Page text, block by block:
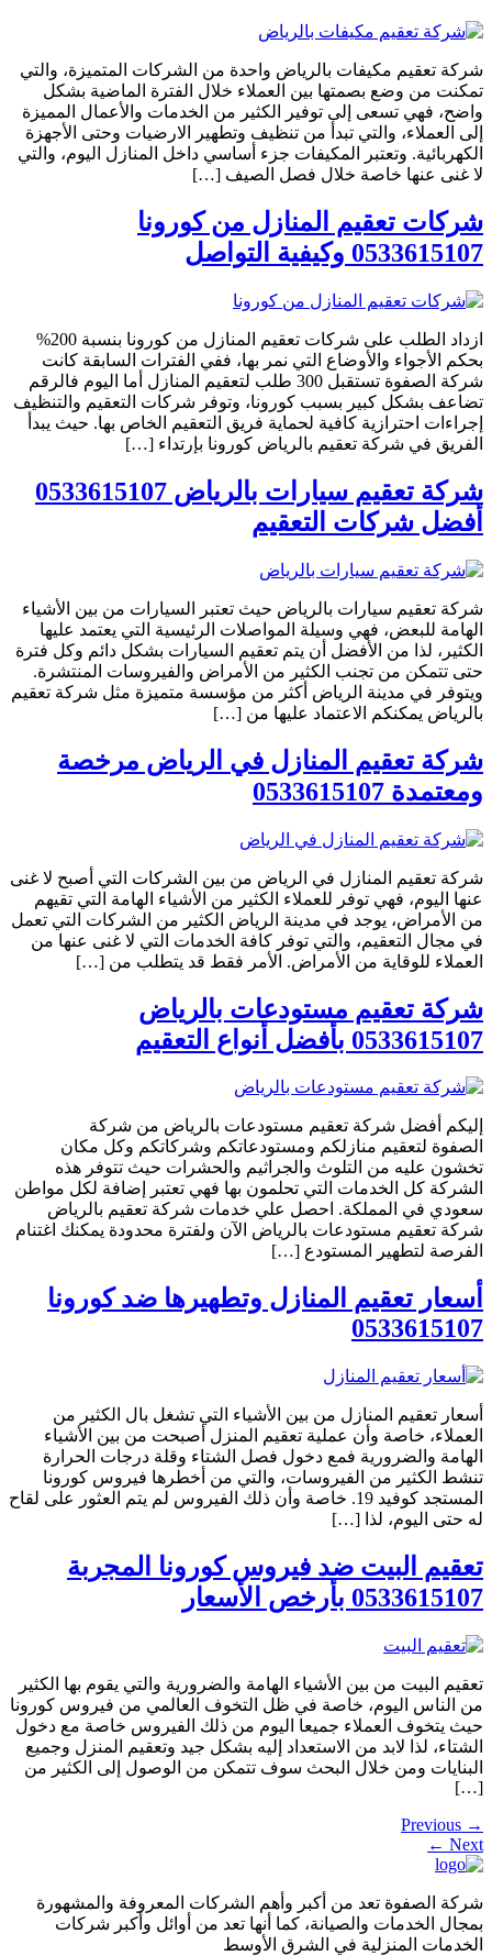
شركة تعقيم مكيفات بالرياض واحدة من الشركات المتميزة، والتي
تمكنت من وضع بصمتها بين العملاء خلال الفترة الماضية بشكل
واضح، فهي تسعى إلى توفير الكثير من الخدمات والأعمال المميزة
إلى العملاء، والتي تبدأ من تنظيف وتطهير الارضيات وحتى الأجهزة
الكهربائية. وتعتبر المكيفات جزء أساسي داخل المنازل اليوم، والتي
لا غنى عنها خاصة خلال فصل الصيف […]
شركات تعقيم المنازل من كورونا
0533615107 وكيفية التواصل
ازداد الطلب على شركات تعقيم المنازل من كورونا بنسبة 200%
بحكم الأجواء والأوضاع التي نمر بها، ففي الفترات السابقة كانت
شركة الصفوة تستقبل 300 طلب لتعقيم المنازل أما اليوم فالرقم
تضاعف بشكل كبير بسبب كورونا، وتوفر شركات التعقيم والتنظيف
إجراءات احترازية كافية لحماية فريق التعقيم الخاص بها. حيث يبدأ
الفريق في شركة تعقيم بالرياض كورونا بإرتداء […]
شركة تعقيم سيارات بالرياض 0533615107
أفضل شركات التعقيم
شركة تعقيم سيارات بالرياض حيث تعتبر السيارات من بين الأشياء
الهامة للبعض، فهي وسيلة المواصلات الرئيسية التي يعتمد عليها
الكثير، لذا من الأفضل أن يتم تعقيم السيارات بشكل دائم وكل فترة
حتى تتمكن من تجنب الكثير من الأمراض والفيروسات المنتشرة.
ويتوفر في مدينة الرياض أكثر من مؤسسة متميزة مثل شركة تعقيم
بالرياض يمكنكم الاعتماد عليها من […]
شركة تعقيم المنازل في الرياض مرخصة
ومعتمدة 0533615107
شركة تعقيم المنازل في الرياض من بين الشركات التي أصبح لا غنى
عنها اليوم، فهي توفر للعملاء الكثير من الأشياء الهامة التي تقيهم
من الأمراض، يوجد في مدينة الرياض الكثير من الشركات التي تعمل
في مجال التعقيم، والتي توفر كافة الخدمات التي لا غنى عنها من
العملاء للوقاية من الأمراض. الأمر فقط قد يتطلب من […]
شركة تعقيم مستودعات بالرياض
0533615107 بأفضل أنواع التعقيم
إليكم أفضل شركة تعقيم مستودعات بالرياض من شركة
الصفوة لتعقيم منازلكم ومستودعاتكم وشركاتكم وكل مكان
تخشون عليه من التلوث والجراثيم والحشرات حيث تتوفر هذه
الشركة كل الخدمات التي تحلمون بها فهي تعتبر إضافة لكل مواطن
سعودي في المملكة. احصل علي خدمات شركة تعقيم بالرياض
شركة تعقيم مستودعات بالرياض الآن ولفترة محدودة يمكنك اغتنام
الفرصة لتطهير المستودع […]
أسعار تعقيم المنازل وتطهيرها ضد كورونا
0533615107
أسعار تعقيم المنازل من بين الأشياء التي تشغل بال الكثير من
العملاء، خاصة وأن عملية تعقيم المنزل أصبحت من بين الأشياء
الهامة والضرورية فمع دخول فصل الشتاء وقلة درجات الحرارة
تنشط الكثير من الفيروسات، والتي من أخطرها فيروس كورونا
المستجد كوفيد 19. خاصة وأن ذلك الفيروس لم يتم العثور على لقاح
له حتى اليوم، لذا […]
تعقيم البيت ضد فيروس كورونا المجربة
0533615107 بأرخص الأسعار
تعقيم البيت من بين الأشياء الهامة والضرورية والتي يقوم بها الكثير
من الناس اليوم، خاصة في ظل التخوف العالمي من فيروس كورونا
حيث يتخوف العملاء جميعا اليوم من ذلك الفيروس خاصة مع دخول
الشتاء، لذا لابد من الاستعداد إليه بشكل جيد وتعقيم المنزل وجميع
البنايات ومن خلال البحث سوف تتمكن من الوصول إلى الكثير من
[…]
→
Next
←
شركة الصفوة تعد من أكبر وأهم الشركات المعروفة والمشهورة
بمجال الخدمات والصيانة، كما أنها تعد من أوائل وأكبر شركات
الخدمات المنزلية في الشرق الأوسط